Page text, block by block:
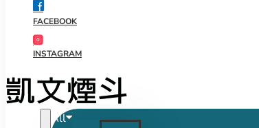
FACEBOOK
INSTAGRAM
All